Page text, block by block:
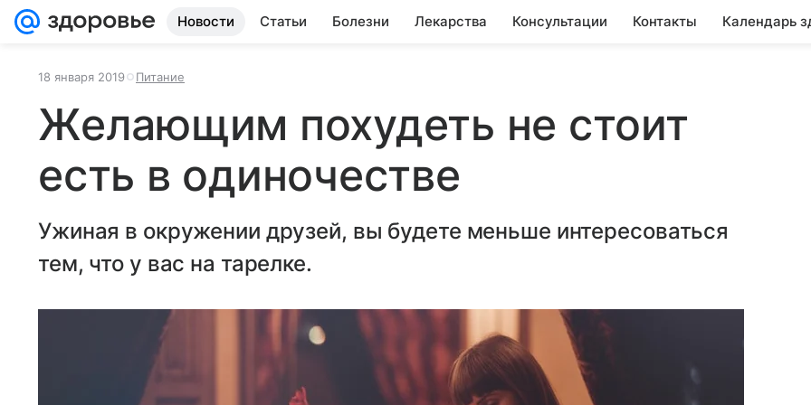
Новости Статьи Болезни Лекарства Консультации Контакты Календарь
18 января 2019 Питание
Желающим похудеть не стоит
есть в одиночестве
Ужиная в окружении друзей, вы будете меньше интересоваться
тем, что у вас на тарелке.